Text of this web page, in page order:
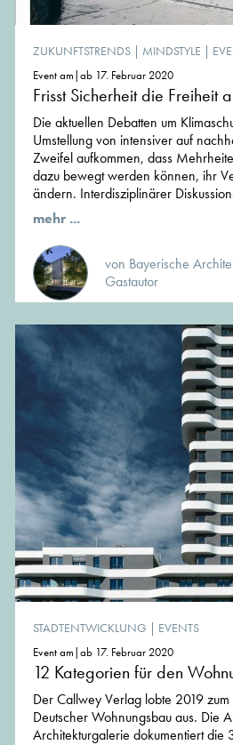
ZUKUNFTSTRENDS | MINDSTYLE |
Event am|ab 17. Februar 2020
Frisst Sicherheit die Freiheit
Die aktuellen Debatten um
Umstellung von intensiver auf
Zweifel aufkommen, dass
dazu bewegt werden können, ihr
ändern. Interdisziplinärer
mehr ...
von Bayerische
Gastautor
STADTENTWICKLUNG | EVENTS
Event am|ab 17. Februar 2020
12 Kategorien für den
Der Callwey Verlag lobte 2019
Deutscher Wohnungsbau aus. Die
Architekturgalerie dokumentiert die